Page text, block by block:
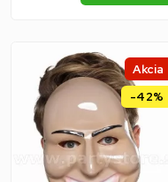
Akcia
-42%